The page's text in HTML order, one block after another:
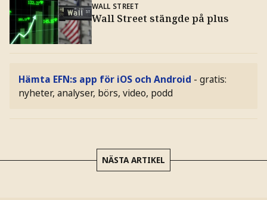
WALL STREET
Wall Street stängde på plus
Hämta EFN:s app för iOS och Android - gratis:
nyheter, analyser, börs, video, podd
NÄSTA ARTIKEL